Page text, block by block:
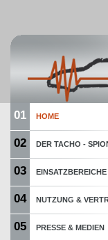
01 HOME
02 DER TACHO -
03 EINSATZBEREICHE
04 NUTZUNG &
05 PRESSE & MEDIEN